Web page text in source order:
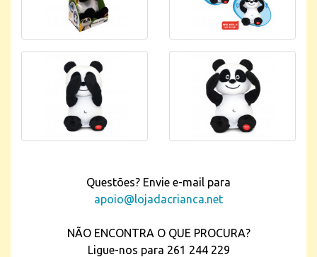
Questões? Envie e-mail para
apoio@lojadacrianca.net
NÃO ENCONTRA O QUE PROCURA?
Ligue-nos para 261 244 229